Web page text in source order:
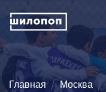
Главная Москва